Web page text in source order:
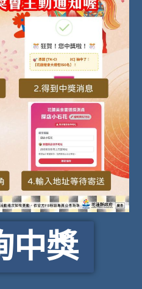
中獎